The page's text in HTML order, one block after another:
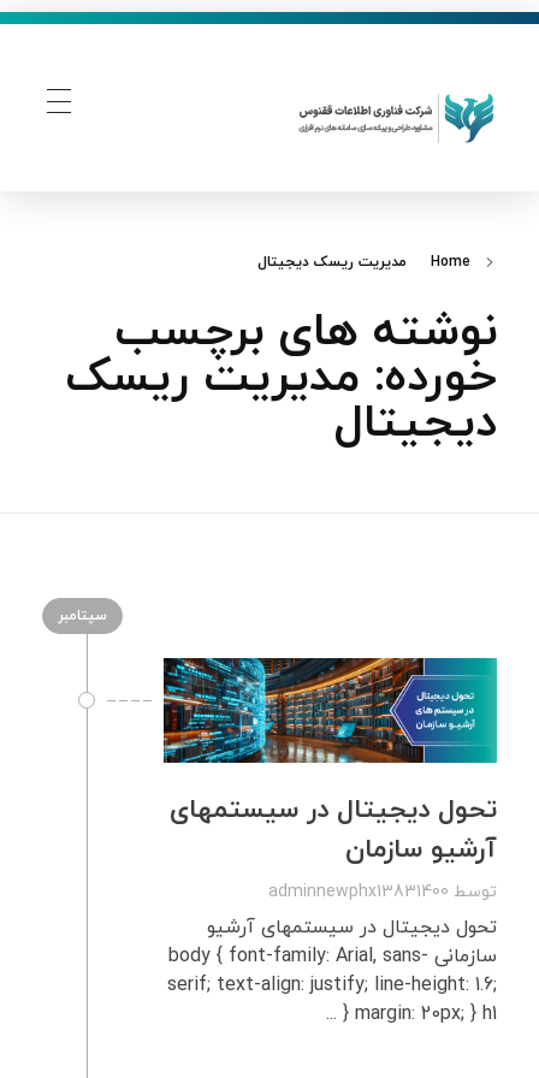
Home مدیریت ریسک دیجیتال
نوشته های برچسب
خورده: مدیریت ریسک
دیجیتال
سپتامبر
تحول دیجیتال در سیستمهای
آرشیو سازمان
توسط adminnewphx13831400
تحول دیجیتال در سیستمهای آرشیو
سازمانی body { font-family: Arial, sans-
serif; text-align: justify; line-height: 1.6;
margin: 20px; } h1 { ...